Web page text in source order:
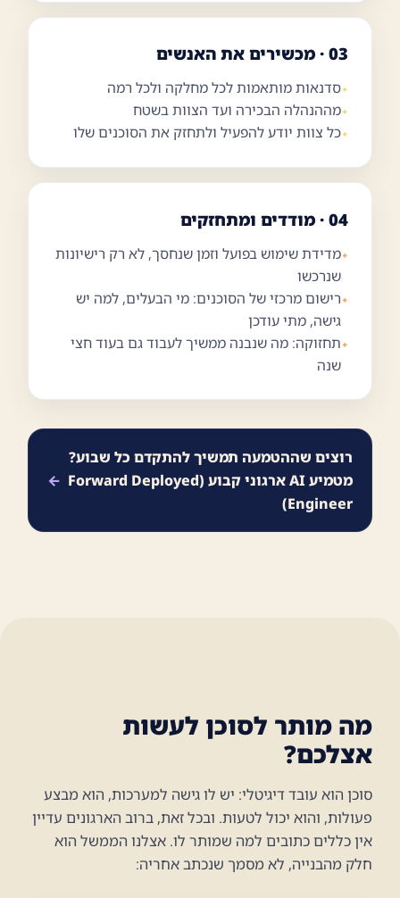
03 · מכשירים את האנשים
סדנאות מותאמות לכל מחלקה ולכל רמה
מההנהלה הבכירה ועד הצוות בשטח
כל צוות יודע להפעיל ולתחזק את הסוכנים שלו
04 · מודדים ומתחזקים
מדידת שימוש בפועל וזמן שנחסך, לא רק רישיונות
שנרכשו
רישום מרכזי של הסוכנים: מי הבעלים, למה יש
גישה, מתי עודכן
תחזוקה: מה שנבנה ממשיך לעבוד גם בעוד חצי
שנה
רוצים שההטמעה תמשיך להתקדם כל שבוע?
מטמיע AI ארגוני קבוע (Forward Deployed
Engineer)
←
מה מותר לסוכן לעשות
אצלכם?
סוכן הוא עובד דיגיטלי: יש לו גישה למערכות, הוא מבצע
פעולות, והוא יכול לטעות. ובכל זאת, ברוב הארגונים עדיין
אין כללים כתובים למה שמותר לו. אצלנו הממשל הוא
חלק מהבנייה, לא מסמך שנכתב אחריה: